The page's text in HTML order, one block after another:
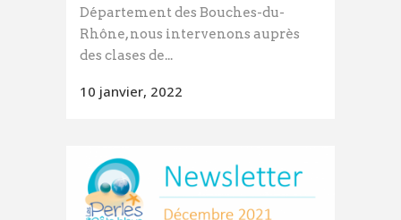
Département des Bouches-du-
Rhône, nous intervenons auprès
des clases de...
10 janvier, 2022